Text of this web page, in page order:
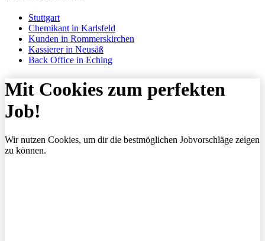
Stuttgart
Chemikant in Karlsfeld
Kunden in Rommerskirchen
Kassierer in Neusäß
Back Office in Eching
Mit Cookies zum perfekten
Job!
Wir nutzen Cookies, um dir die bestmöglichen Jobvorschläge zeigen
zu können.